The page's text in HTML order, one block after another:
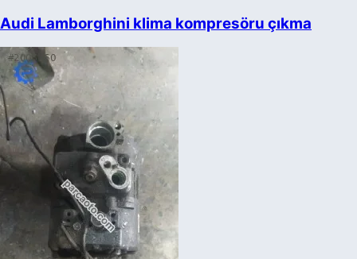
Audi Lamborghini klima kompresöru çıkma